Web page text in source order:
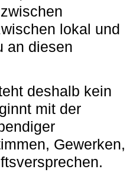
lokal und
an diesen
deshalb kein
mit der
Gewerken,